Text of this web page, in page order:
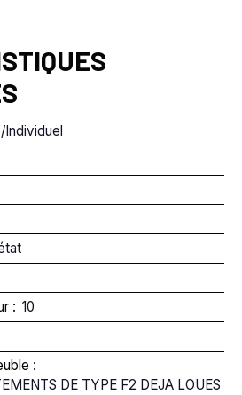
Individuel
: 10
:
DE TYPE F2 DEJA LOUES